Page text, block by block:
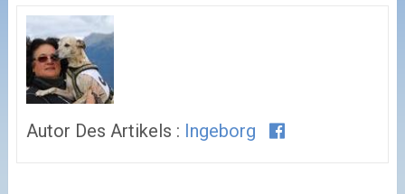
Autor Des Artikels : Ingeborg